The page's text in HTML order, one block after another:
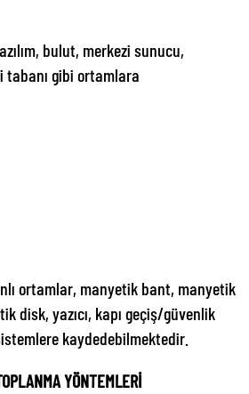
bulut, merkezi sunucu,
tabanı gibi ortamlara
ortamlar, manyetik bant, manyetik
disk, yazıcı, kapı geçiş/güvenlik
kaydedebilmektedir.
YÖNTEMLERİ